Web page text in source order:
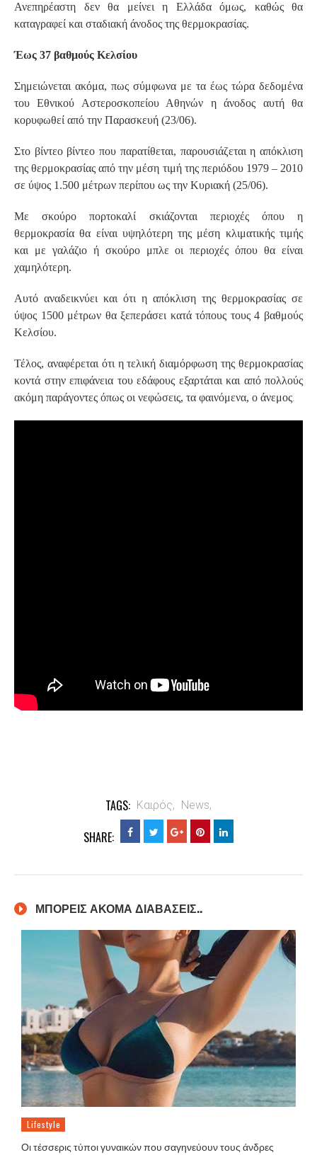
Ανεπηρέαστη δεν θα μείνει η Ελλάδα όμως, καθώς θα
καταγραφεί και σταδιακή άνοδος της θερμοκρασίας.
Έως 37 βαθμούς Κελσίου
Σημειώνεται ακόμα, πως σύμφωνα με τα έως τώρα δεδομένα
του Εθνικού Αστεροσκοπείου Αθηνών η άνοδος αυτή θα
κορυφωθεί από την Παρασκευή (23/06).
Στο βίντεο βίντεο που παρατίθεται, παρουσιάζεται η απόκλιση
της θερμοκρασίας από την μέση τιμή της περιόδου 1979 – 2010
σε ύψος 1.500 μέτρων περίπου ως την Κυριακή (25/06).
Με σκούρο πορτοκαλί σκιάζονται περιοχές όπου η
θερμοκρασία θα είναι υψηλότερη της μέση κλιματικής τιμής
και με γαλάζιο ή σκούρο μπλε οι περιοχές όπου θα είναι
χαμηλότερη.
Αυτό αναδεικνύει και ότι η απόκλιση της θερμοκρασίας σε
ύψος 1500 μέτρων θα ξεπεράσει κατά τόπους τους 4 βαθμούς
Κελσίου.
Τέλος, αναφέρεται ότι η τελική διαμόρφωση της θερμοκρασίας
κοντά στην επιφάνεια του εδάφους εξαρτάται και από πολλούς
ακόμη παράγοντες όπως οι νεφώσεις, τα φαινόμενα, ο άνεμος.
TAGS: Καιρός, News,
SHARE:
ΜΠΟΡΕΙΣ ΑΚΟΜΑ ΔΙΑΒΑΣΕΙΣ..
Lifestyle
Οι τέσσερις τύποι γυναικών που σαγηνεύουν τους άνδρες